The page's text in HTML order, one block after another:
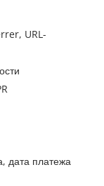
URL-
дата платежа